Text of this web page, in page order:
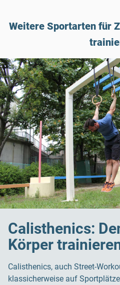
Weitere Sportarten für
Calisthenics:
Körper
Calisthenics, auch Street-
klassicherweise auf